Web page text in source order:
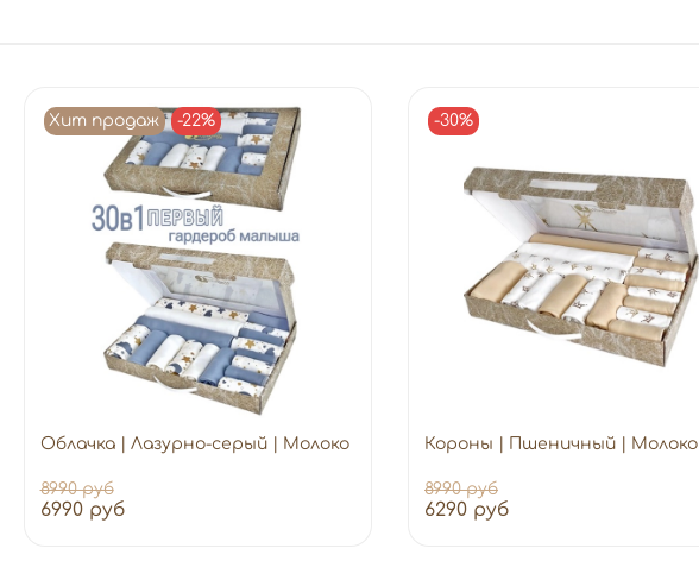
Хит продаж -22%
Облачка | Лазурно-серый | Молоко
8990 руб
6990 руб
-30%
Короны | Пшеничный | Молоко
8990 руб
6290 руб